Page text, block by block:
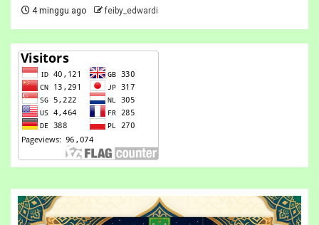
4 minggu ago feiby_edwardi